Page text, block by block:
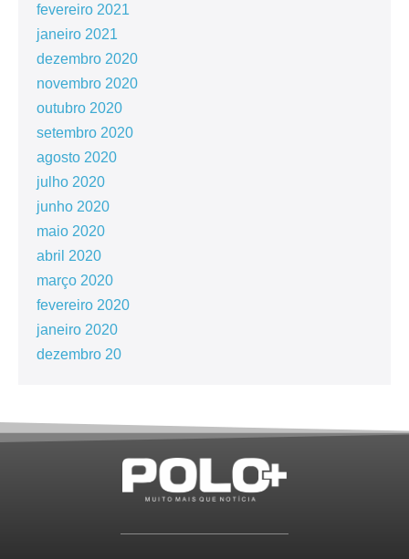
fevereiro 2021
janeiro 2021
dezembro 2020
novembro 2020
outubro 2020
setembro 2020
agosto 2020
julho 2020
junho 2020
maio 2020
abril 2020
março 2020
fevereiro 2020
janeiro 2020
dezembro 20